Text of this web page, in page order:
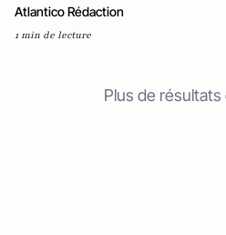
Atlantico Rédaction
1 min de lecture
Plus de résultats